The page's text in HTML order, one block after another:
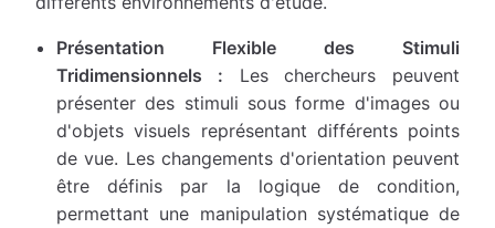
Présentation Flexible des Stimuli
Tridimensionnels : Les chercheurs peuvent
présenter des stimuli sous forme d'images ou
d'objets visuels représentant différents points
de vue. Les changements d'orientation peuvent
être définis par la logique de condition,
permettant une manipulation systématique de